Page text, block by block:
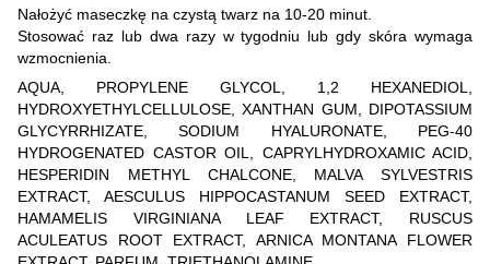
Nałożyć maseczkę na czystą twarz na 10-20 minut.
Stosować raz lub dwa razy w tygodniu lub gdy skóra wymaga
wzmocnienia.
AQUA, PROPYLENE GLYCOL, 1,2 HEXANEDIOL,
HYDROXYETHYLCELLULOSE, XANTHAN GUM, DIPOTASSIUM
GLYCYRRHIZATE, SODIUM HYALURONATE, PEG-40
HYDROGENATED CASTOR OIL, CAPRYLHYDROXAMIC ACID,
HESPERIDIN METHYL CHALCONE, MALVA SYLVESTRIS
EXTRACT, AESCULUS HIPPOCASTANUM SEED EXTRACT,
HAMAMELIS VIRGINIANA LEAF EXTRACT, RUSCUS
ACULEATUS ROOT EXTRACT, ARNICA MONTANA FLOWER